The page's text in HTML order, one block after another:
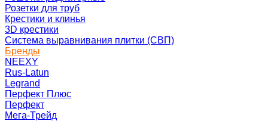
Розетки для труб
Крестики и клинья
3D крестики
Система выравнивания плитки (СВП)
Бренды
NEEXY
Rus-Latun
Legrand
Перфект Плюс
Перфект
Мега-Трейд